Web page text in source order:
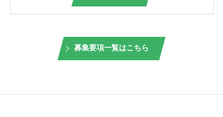
募集要項一覧はこちら